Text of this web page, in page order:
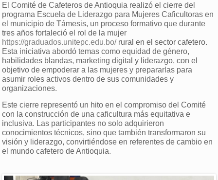
El Comité de Cafeteros de Antioquia realizó el cierre del
programa Escuela de Liderazgo para Mujeres Caficultoras en
el municipio de Támesis, un proceso formativo que durante
tres años fortaleció el rol de la mujer
https://graduados.unitepc.edu.bo/rural en el sector cafetero.
Esta iniciativa abordó temas como equidad de género,
habilidades blandas, marketing digital y liderazgo, con el
objetivo de empoderar a las mujeres y prepararlas para
asumir roles activos dentro de sus comunidades y
organizaciones.
Este cierre representó un hito en el compromiso del Comité
con la construcción de una caficultura más equitativa e
inclusiva. Las participantes no solo adquirieron
conocimientos técnicos, sino que también transformaron su
visión y liderazgo, convirtiéndose en referentes de cambio en
el mundo cafetero de Antioquia.